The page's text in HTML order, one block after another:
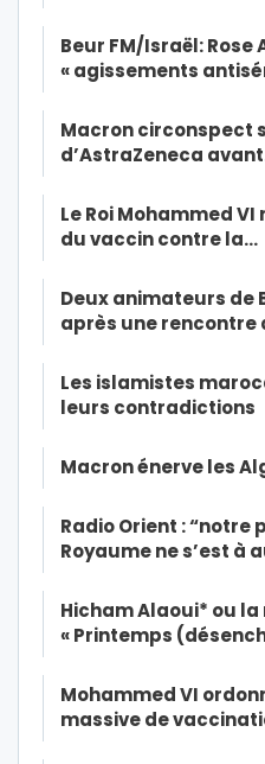
Beur FM/Israël: Rose
« agissements
Macron circonspect
d’AstraZeneca
Le Roi Mohammed
du vaccin contre la…
Deux animateurs de
après une rencontre
Les islamistes
leurs contradictions
Macron énerve les
Radio Orient : “notre
Royaume ne s’est à
Hicham Alaoui* ou
« Printemps
Mohammed VI
massive de